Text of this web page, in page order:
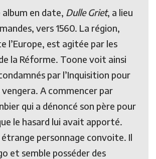
en date, Dulle Griet, a lieu
vers 1560. La région,
l’Europe, est agitée par les
la Réforme. Toone voit ainsi
par l’Inquisition pour
vengera. A commencer par
qui a dénoncé son père pour
le hasard lui avait apporté.
étrange personnage convoite. Il
et semble posséder des